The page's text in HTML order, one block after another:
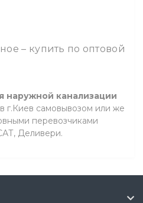
– купить по оптовой
наружной канализации
г.Киев самовывозом или же
перевозчиками
Деливери.